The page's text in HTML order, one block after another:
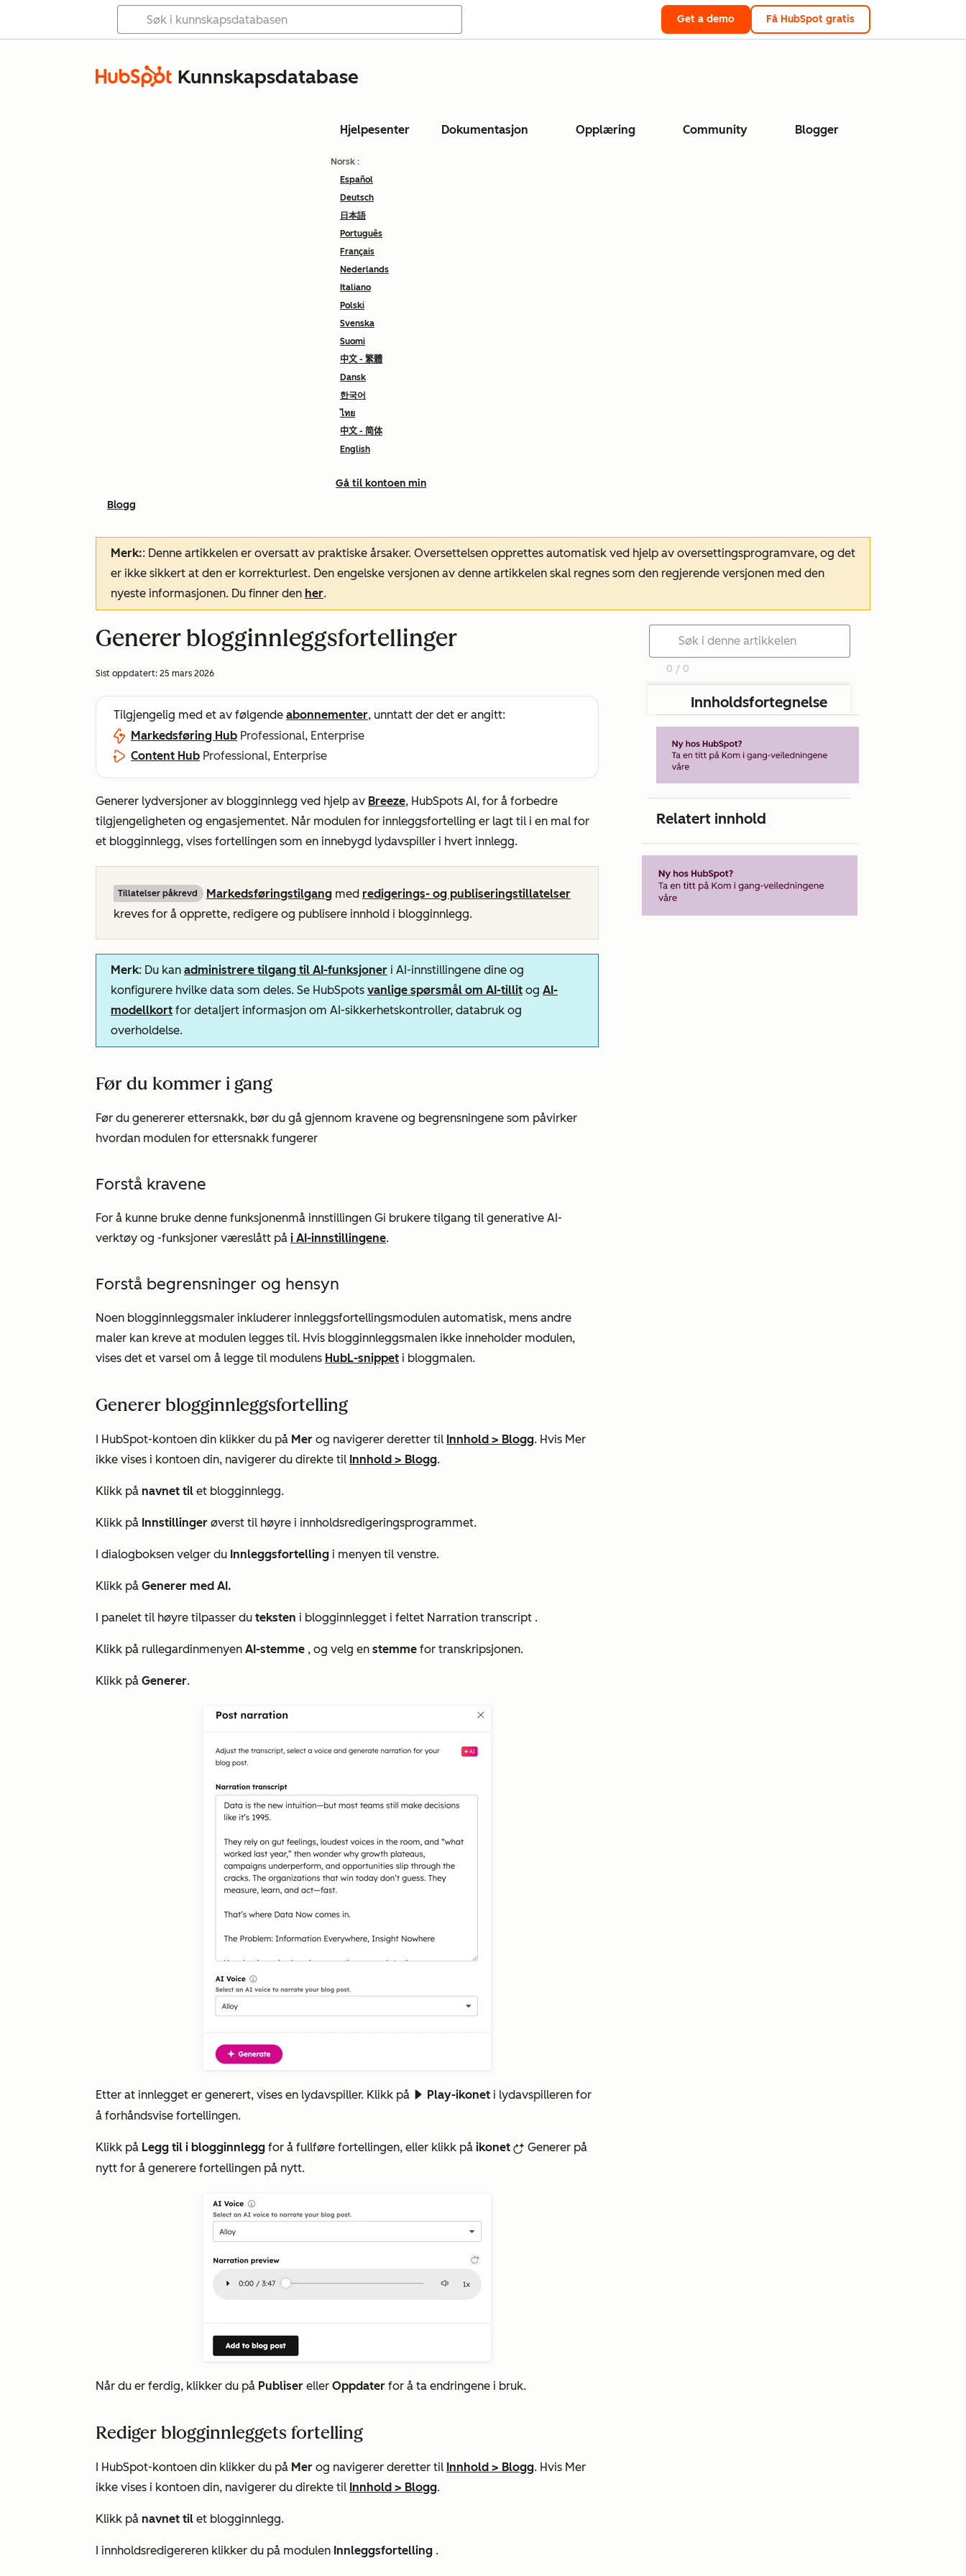
Get a demo Få HubSpot gratis
Kunnskapsdatabase
Hjelpesenter Dokumentasjon Opplæring Community Blogger
Norsk :
Español
Deutsch
日本語
Português
Français
Nederlands
Italiano
Polski
Svenska
Suomi
中文 - 繁體
Dansk
한국어
ไทย
中文 - 简体
English
Gå til kontoen min
Blogg
Merk:: Denne artikkelen er oversatt av praktiske årsaker. Oversettelsen opprettes automatisk ved hjelp av oversettingsprogramvare, og det
er ikke sikkert at den er korrekturlest. Den engelske versjonen av denne artikkelen skal regnes som den regjerende versjonen med den
nyeste informasjonen. Du finner den her.
Generer blogginnleggsfortellinger
Sist oppdatert: 25 mars 2026
Tilgjengelig med et av følgende abonnementer, unntatt der det er angitt:
Markedsføring Hub Professional, Enterprise
Content Hub Professional, Enterprise
Generer lydversjoner av blogginnlegg ved hjelp av Breeze, HubSpots AI, for å forbedre
tilgjengeligheten og engasjementet. Når modulen for innleggsfortelling er lagt til i en mal for
et blogginnlegg, vises fortellingen som en innebygd lydavspiller i hvert innlegg.
Tillatelser påkrevd Markedsføringstilgang med redigerings- og publiseringstillatelser
kreves for å opprette, redigere og publisere innhold i blogginnlegg.
Merk: Du kan administrere tilgang til AI-funksjoner i AI-innstillingene dine og
konfigurere hvilke data som deles. Se HubSpots vanlige spørsmål om AI-tillit og AI-
modellkort for detaljert informasjon om AI-sikkerhetskontroller, databruk og
overholdelse.
Før du kommer i gang
Før du genererer ettersnakk, bør du gå gjennom kravene og begrensningene som påvirker
hvordan modulen for ettersnakk fungerer
Forstå kravene
For å kunne bruke denne funksjonenmå innstillingen Gi brukere tilgang til generative AI-
verktøy og -funksjoner væreslått på i AI-innstillingene.
Forstå begrensninger og hensyn
Noen blogginnleggsmaler inkluderer innleggsfortellingsmodulen automatisk, mens andre
maler kan kreve at modulen legges til. Hvis blogginnleggsmalen ikke inneholder modulen,
vises det et varsel om å legge til modulens HubL-snippet i bloggmalen.
Generer blogginnleggsfortelling
I HubSpot-kontoen din klikker du på Mer og navigerer deretter til Innhold > Blogg. Hvis Mer
ikke vises i kontoen din, navigerer du direkte til Innhold > Blogg.
Klikk på navnet til et blogginnlegg.
Klikk på Innstillinger øverst til høyre i innholdsredigeringsprogrammet.
I dialogboksen velger du Innleggsfortelling i menyen til venstre.
Klikk på Generer med AI.
I panelet til høyre tilpasser du teksten i blogginnlegget i feltet Narration transcript .
Klikk på rullegardinmenyen AI-stemme , og velg en stemme for transkripsjonen.
Klikk på Generer.
Etter at innlegget er generert, vises en lydavspiller. Klikk på playerPlayfd Play-ikonet i lydavspilleren for
å forhåndsvise fortellingen.
Klikk på Legg til i blogginnlegg for å fullføre fortellingen, eller klikk på ikonet breezeRegenerateIcon Generer på
nytt for å generere fortellingen på nytt.
Når du er ferdig, klikker du på Publiser eller Oppdater for å ta endringene i bruk.
Rediger blogginnleggets fortelling
I HubSpot-kontoen din klikker du på Mer og navigerer deretter til Innhold > Blogg. Hvis Mer
ikke vises i kontoen din, navigerer du direkte til Innhold > Blogg.
Klikk på navnet til et blogginnlegg.
I innholdsredigereren klikker du på modulen Innleggsfortelling .
0 / 0
Innholdsfortegnelse
Relatert innhold